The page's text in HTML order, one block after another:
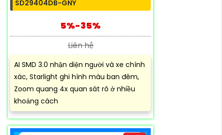
SD29404DB-GNY
5%-35%
Liên hệ
AI SMD 3.0 nhận diện người và xe chính
xác, Starlight ghi hình màu ban đêm,
Zoom quang 4x quan sát rõ ở nhiều
khoảng cách